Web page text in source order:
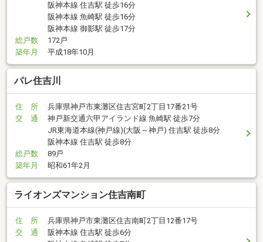
阪神本線 住吉駅 徒歩16分
阪神本線 魚崎駅 徒歩16分
阪神本線 御影駅 徒歩17分
総戸数
172戸
築年月
平成18年10月
パレ住吉川
住 所
兵庫県神戸市東灘区住吉宮町2丁目17番21号
交 通
神戸新交通六甲アイランド線 魚崎駅 徒歩7分
JR東海道本線(神戸線)(大阪～神戸) 住吉駅 徒歩8分
阪神本線 住吉駅 徒歩8分
総戸数
89戸
築年月
昭和61年2月
ライオンズマンション住吉南町
住 所
兵庫県神戸市東灘区住吉南町2丁目12番17号
交 通
阪神本線 住吉駅 徒歩6分